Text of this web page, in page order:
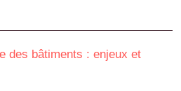
des bâtiments : enjeux et